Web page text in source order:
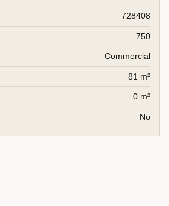
728408
750
Commercial
81 m²
0 m²
No